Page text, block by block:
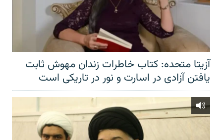
آزیتا متحده: کتاب خاطرات زندان مهوش ثابت
یافتن آزادی در اسارت و نور در تاریکی است